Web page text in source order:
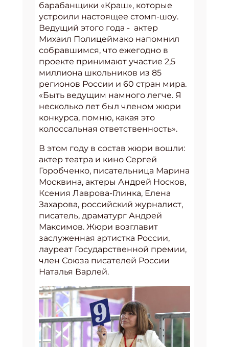
барабанщики «Краш», которые
устроили настоящее стомп-шоу.
Ведущий этого года - актер
Михаил Полицеймако напомнил
собравшимся, что ежегодно в
проекте принимают участие 2,5
миллиона школьников из 85
регионов России и 60 стран мира.
«Быть ведущим намного легче. Я
несколько лет был членом жюри
конкурса, помню, какая это
колоссальная ответственность».
В этом году в состав жюри вошли:
актер театра и кино Сергей
Горобченко, писательница Марина
Москвина, актеры Андрей Носков,
Ксения Лаврова-Глинка, Елена
Захарова, российский журналист,
писатель, драматург Андрей
Максимов. Жюри возглавит
заслуженная артистка России,
лауреат Государственной премии,
член Союза писателей России
Наталья Варлей.